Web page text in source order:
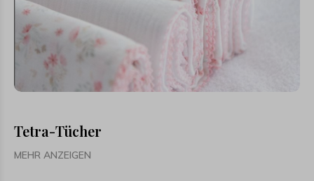
Tetra-Tücher
MEHR ANZEIGEN